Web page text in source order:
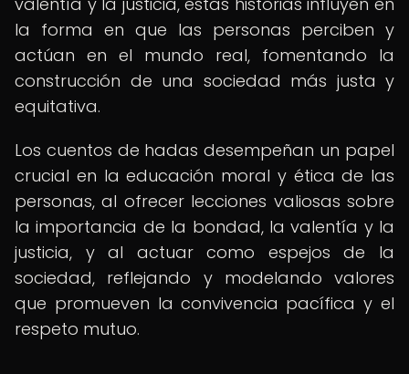
la forma en que las personas perciben y
actúan en el mundo real, fomentando la
construcción de una sociedad más justa y
equitativa.
Los cuentos de hadas desempeñan un papel
crucial en la educación moral y ética de las
personas, al ofrecer lecciones valiosas sobre
la importancia de la bondad, la valentía y la
justicia, y al actuar como espejos de la
sociedad, reflejando y modelando valores
que promueven la convivencia pacífica y el
respeto mutuo.